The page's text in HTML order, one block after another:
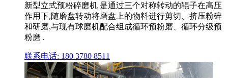
新型立式预粉碎磨机 是通过三个对称转动的辊子在高压
作用下,随磨盘转动将磨盘上的物料进行剪切、挤压粉碎
和研磨,与现有球磨机配合组成循环预粉磨、循环分级预
粉磨 .
联系电话: 180 3780 8511